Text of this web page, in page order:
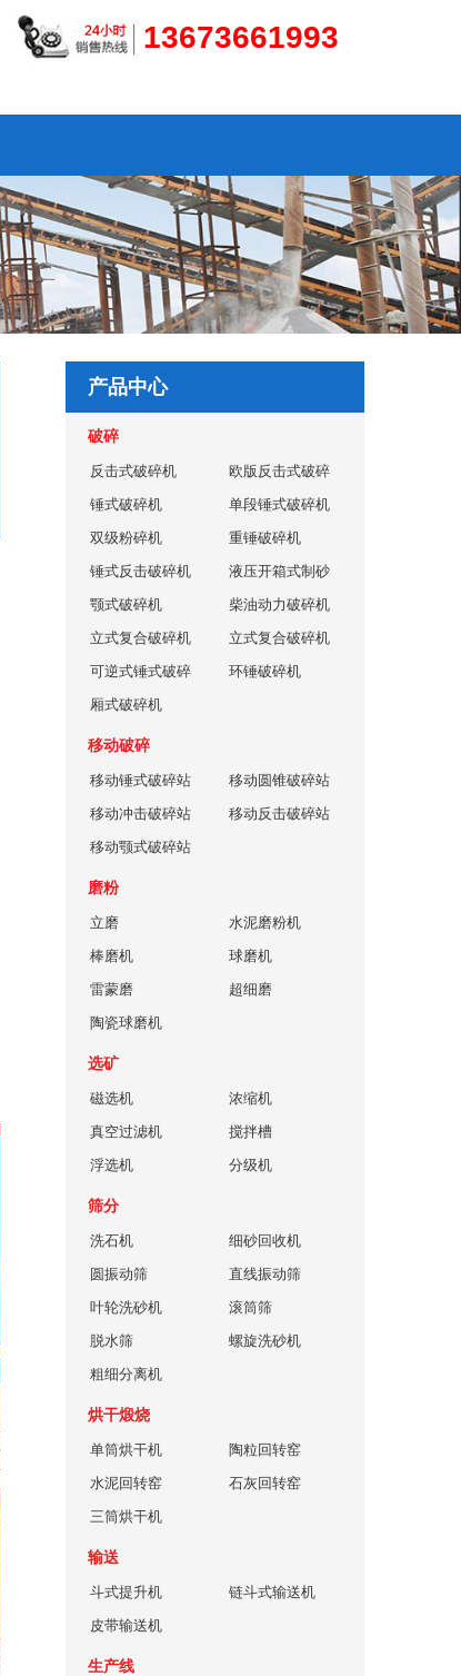
13673661993
产品中心
破碎
反击式破碎机
欧版反击式破碎
机
锤式破碎机
单段锤式破碎机
双级粉碎机
重锤破碎机
锤式反击破碎机
液压开箱式制砂
机
颚式破碎机
柴油动力破碎机
立式复合破碎机
立式复合破碎机
可逆式锤式破碎
机
环锤破碎机
厢式破碎机
移动破碎
移动锤式破碎站
移动圆锥破碎站
移动冲击破碎站
移动反击破碎站
移动颚式破碎站
磨粉
立磨
水泥磨粉机
棒磨机
球磨机
雷蒙磨
超细磨
陶瓷球磨机
选矿
磁选机
浓缩机
真空过滤机
搅拌槽
浮选机
分级机
筛分
洗石机
细砂回收机
圆振动筛
直线振动筛
叶轮洗砂机
滚筒筛
脱水筛
螺旋洗砂机
粗细分离机
烘干煅烧
单筒烘干机
陶粒回转窑
水泥回转窑
石灰回转窑
三筒烘干机
输送
斗式提升机
链斗式输送机
皮带输送机
生产线